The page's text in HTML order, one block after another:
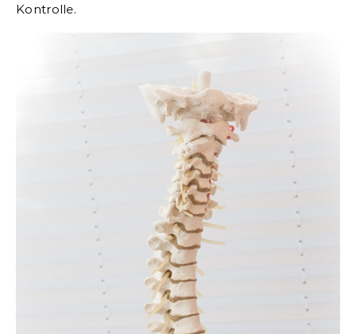
Kontrolle.